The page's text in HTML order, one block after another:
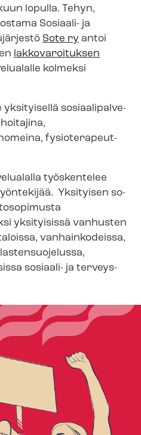
lopulla. Tehyn,
Sosiaali- ja
Sote ry antoi
lakkovaroituksen
kolmeksi
yksityisellä so­si­aa­li­pal­ve­
fy­sio­te­ra­peut­
työskentelee
Yksityisen so­
yksityisissä vanhusten
vanhainkodeissa,
sosiaali- ja ter­veys­